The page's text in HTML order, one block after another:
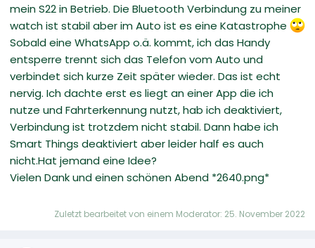
mein S22 in Betrieb. Die Bluetooth Verbindung zu meiner
watch ist stabil aber im Auto ist es eine Katastrophe
Sobald eine WhatsApp o.ä. kommt, ich das Handy
entsperre trennt sich das Telefon vom Auto und
verbindet sich kurze Zeit später wieder. Das ist echt
nervig. Ich dachte erst es liegt an einer App die ich
nutze und Fahrterkennung nutzt, hab ich deaktiviert,
Verbindung ist trotzdem nicht stabil. Dann habe ich
Smart Things deaktiviert aber leider half es auch
nicht.Hat jemand eine Idee?
Vielen Dank und einen schönen Abend ‍*2640.png*
Zuletzt bearbeitet von einem Moderator: 25. November 2022